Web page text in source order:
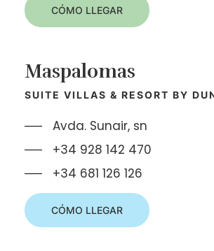
CÓMO LLEGAR
Maspalomas
SUITE VILLAS & RESORT BY
Avda. Sunair, sn
+34 928 142 470
+34 681 126 126
CÓMO LLEGAR